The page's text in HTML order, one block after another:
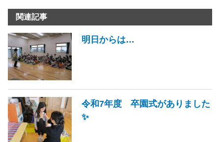
関連記事
明日からは…
令和7年度 卒園式がありました
✨